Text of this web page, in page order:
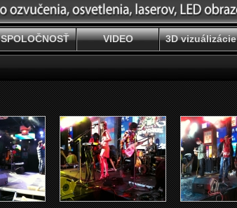
SPOLOČNOSŤ VIDEO 3D vizuálizácie